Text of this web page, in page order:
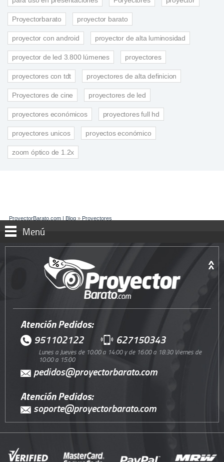
Proyectorbarato proyector barato
proyector con android proyector de alta luminosidad
proyector de led 3.800 lúmenes proyectores
proyectores con tdt proyectores de alta definicion
Proyectores de cine proyectores de led
proyectores económicos proyectores full hd
proyectores unicos proyectos económico
zoom óptico de 1.2x
ProyectorBarato.com | Blog » Proyectores
Atención Pedidos:
951102122 627150343
Lunes a Jueves de 10:00 a 14:00 y de 16:00 a 18:30 Viernes de
10:00 a 15:00
pedidos@proyectorbarato.com
Atención Pedidos:
soporte@proyectorbarato.com
Menú